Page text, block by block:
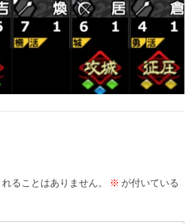
ることはありません。 ※ が付いている